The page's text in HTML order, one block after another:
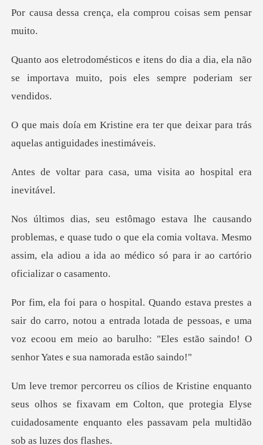
ça, ela comprou cois
dia a dia, ela não
se importava muito,
a ter que deixar para trás
aqu
asa, uma visita ao hos
e quase tudo o que ela comia voltava. Mesmo
assim, ela adiou a
ro, notou a entrada lotada de pessoas, e uma
voz ecoou em meio ao bar
lhos se fixavam em Colton, que protegia Elyse
cuidadosamente e